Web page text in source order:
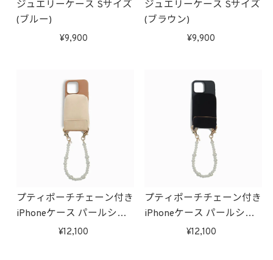
ジュエリーケース Sサイズ
(ブルー)
9,900
ジュエリーケース Sサイズ
(ブラウン)
9,900
プティポーチチェーン付き
iPhoneケース パールショ
ルダーshort(ブラウン)
12,100
プティポーチチェーン付き
iPhoneケース パールショ
ルダーshort(ブラック)
12,100